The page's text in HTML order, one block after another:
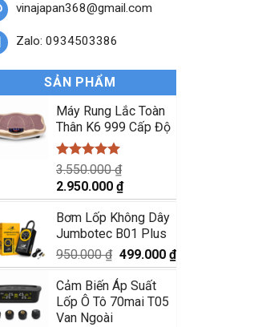
vinajapan368@gmail.com
Zalo: 0934503386
SẢN PHẨM
Máy Rung Lắc Toàn
Thân K6 999 Cấp Độ
Được xếp
hạng5.00
5 sao
3.550.000₫
Giá
gốc
là:
3.550.000 ₫.
2.950.000 ₫Giá
hiện
tại
là:
2.950.000 ₫.
Bơm Lốp Không Dây
Jumbotec B01 Plus
950.000₫ Giá
gốc
là:
950.000 ₫.
499.000 ₫Giá
hiện
Cảm Biến Áp Suất
Lốp Ô Tô 70mai T05
Van Ngoài